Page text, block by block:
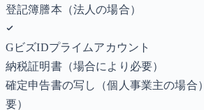
登記簿謄本（法人の場合）
GビズIDプライムアカウント
納税証明書（場合により必要）
確定申告書の写し（個人事業主の場合）
要）